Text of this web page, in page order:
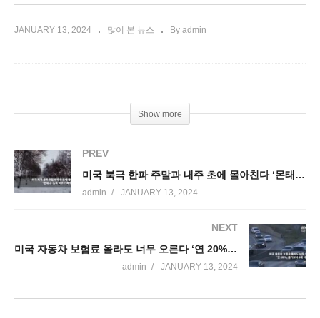
JANUARY 13, 2024 많이 본 뉴스 By admin
Show more
PREV
미국 북극 한파 주말과 내주 초에 몰아친다 ‘몬태나~뉴욕 북부 기록적 혹한’
admin JANUARY 13, 2024
NEXT
미국 자동차 보험료 올라도 너무 오른다 ‘연 20%, 물가보다 6배 더 인상’
admin JANUARY 13, 2024